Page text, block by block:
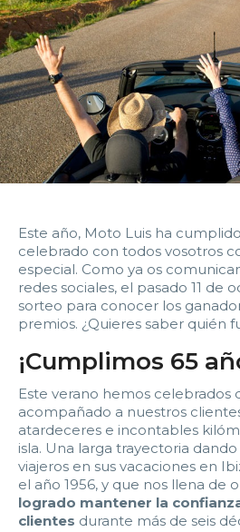
Este año, Moto Luis ha
celebrado con todos vosotros
especial. Como ya os
redes sociales, el pasado 11 de
sorteo para conocer los
premios. ¿Quieres saber quién
¡Cumplimos 65
Este verano hemos celebrados
acompañado a nuestros
atardeceres e incontables
isla. Una larga trayectoria
viajeros en sus vacaciones en
el año 1956, y que nos llena de
logrado mantener la
clientes durante más de seis
14:00 14:30 15:00
16:00 16:30
18:00 18:30
20:00 20:30
22:00 22:30
Fecha y hora devolución:
0:00 0:30 1:00
2:00 2:30 3:00
4:00 4:30 5:00
6:00 6:30 7:00